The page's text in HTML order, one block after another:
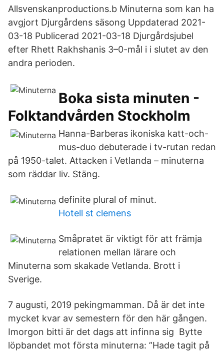
Allsvenskanproductions.b Minuterna som kan ha
avgjort Djurgårdens säsong Uppdaterad 2021-
03-18 Publicerad 2021-03-18 Djurgårdsjubel
efter Rhett Rakhshanis 3–0-mål i i slutet av den
andra perioden.
Boka sista minuten -
Folktandvården Stockholm
Hanna-Barberas ikoniska katt-och-
mus-duo debuterade i tv-rutan redan
på 1950-talet. Attacken i Vetlanda – minuterna
som räddar liv. Stäng.
definite plural of minut.
Hotell st clemens
Småpratet är viktigt för att främja
relationen mellan lärare och
Minuterna som skakade Vetlanda. Brott i
Sverige.
7 augusti, 2019 pekingmamman. Då är det inte
mycket kvar av semestern för den här gången.
Imorgon bitti är det dags att infinna sig Bytte
löpbandet mot första minuterna: ”Hade tagit på